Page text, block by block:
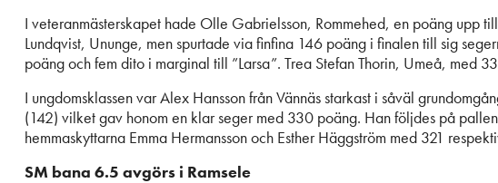
I veteranmästerskapet hade Olle Gabrielsson, Rommehed, en poäng upp
Lundqvist, Ununge, men spurtade via finfina 146 poäng i finalen till sig
poäng och fem dito i marginal till ”Larsa”. Trea Stefan Thorin, Umeå, med
I ungdomsklassen var Alex Hansson från Vännäs starkast i såväl
(142) vilket gav honom en klar seger med 330 poäng. Han följdes på
hemmaskyttarna Emma Hermansson och Esther Häggström med 321
SM bana 6.5 avgörs i Ramsele